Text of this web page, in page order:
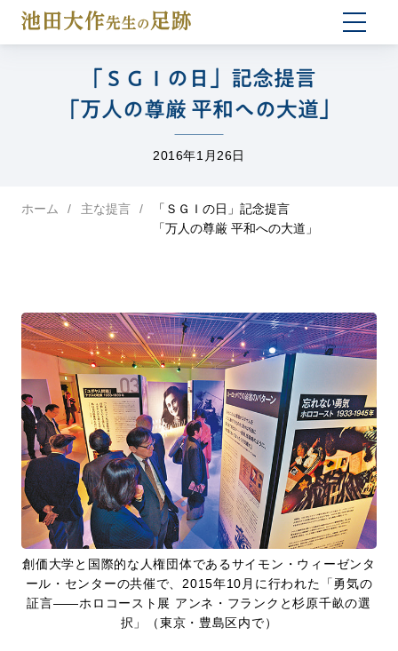
「ＳＧＩの日」記念提言
「万人の尊厳 平和への大道」
2016年1月26日
ホーム 主な提言
「ＳＧＩの日」記念提言
「万人の尊厳 平和への大道」
創価大学と国際的な人権団体であるサイモン・ウィーゼンタ
ール・センターの共催で、2015年10月に行われた「勇気の
証言――ホロコースト展 アンネ・フランクと杉原千畝の選
択」（東京・豊島区内で）